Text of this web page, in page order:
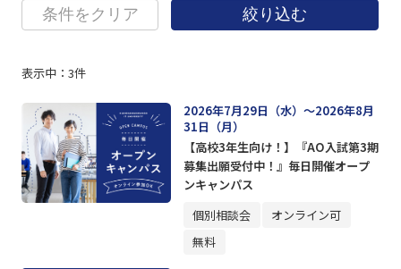
条件をクリア 絞り込む
表示中： 3件
2026年7月29日（水）～2026年8月
31日（月）
【高校3年生向け！】『AO入試第3期
募集出願受付中！』毎日開催オープ
ンキャンパス
個別相談会
オンライン可
無料